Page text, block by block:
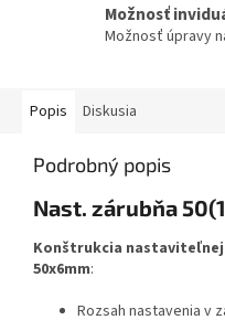
Možnosť
Možnosť úpravy
Popis Diskusia
Podrobný popis
Nast. zárubňa
Konštrukcia nastaviteľnej
50x6mm:
Rozsah nastavenia v